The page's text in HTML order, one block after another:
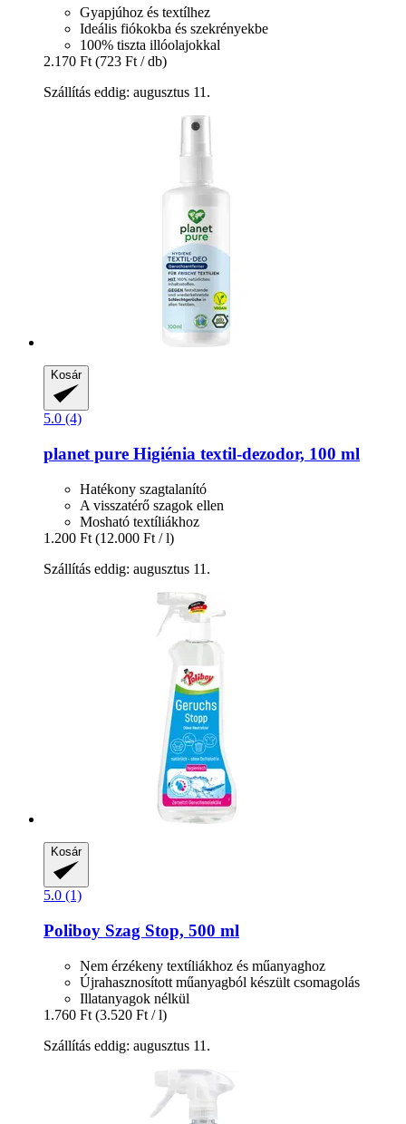
Gyapjúhoz és textílhez
Ideális fiókokba és szekrényekbe
100% tiszta illóolajokkal
2.170 Ft (723 Ft / db)
Szállítás eddig: augusztus 11.
Kosár
5.0 (4)
planet pure Higiénia textil-​dezodor, 100 ml
Hatékony szagtalanító
A visszatérő szagok ellen
Mosható textíliákhoz
1.200 Ft (12.000 Ft / l)
Szállítás eddig: augusztus 11.
Kosár
5.0 (1)
Poliboy Szag Stop, 500 ml
Nem érzékeny textíliákhoz és műanyaghoz
Újrahasznosított műanyagból készült csomagolás
Illatanyagok nélkül
1.760 Ft (3.520 Ft / l)
Szállítás eddig: augusztus 11.